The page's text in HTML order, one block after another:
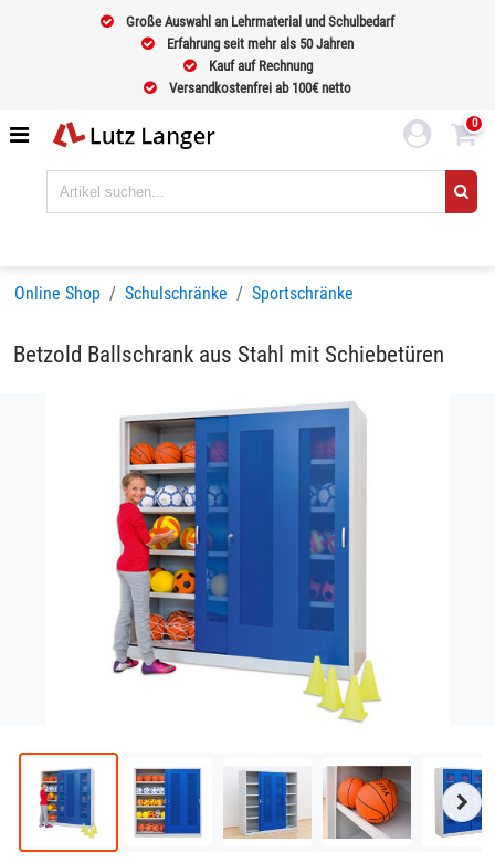
Große Auswahl an Lehrmaterial und Schulbedarf
Erfahrung seit mehr als 50 Jahren
Kauf auf Rechnung
Versandkostenfrei ab 100€ netto
0
Online Shop Schulschränke Sportschränke
Betzold Ballschrank aus Stahl mit Schiebetüren
Bild